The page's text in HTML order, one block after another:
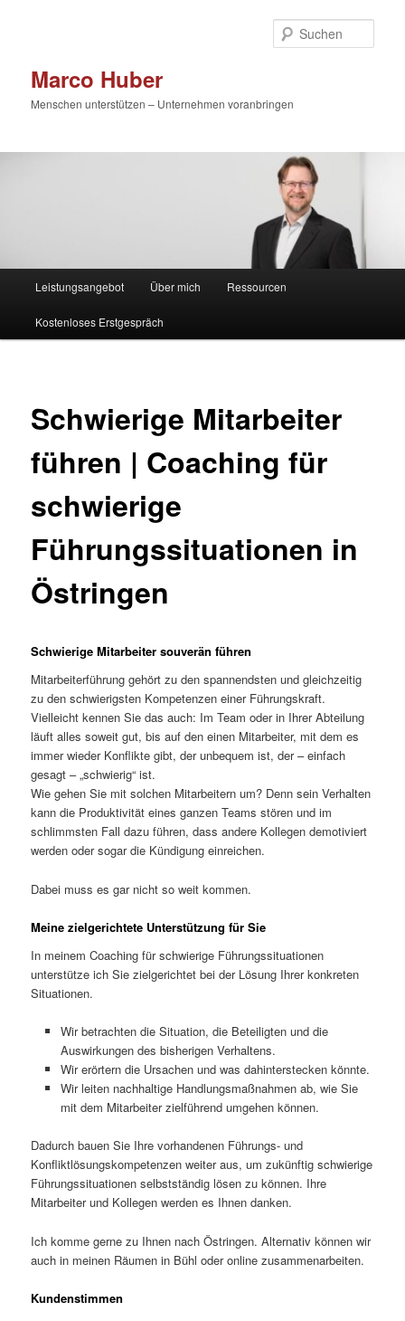
Marco Huber
Menschen unterstützen – Unternehmen voranbringen
Leistungsangebot Über mich Ressourcen
Kostenloses Erstgespräch
Schwierige Mitarbeiter
führen | Coaching für
schwierige
Führungssituationen in
Östringen
Schwierige Mitarbeiter souverän führen
Mitarbeiterführung gehört zu den spannendsten und gleichzeitig
zu den schwierigsten Kompetenzen einer Führungskraft.
Vielleicht kennen Sie das auch: Im Team oder in Ihrer Abteilung
läuft alles soweit gut, bis auf den einen Mitarbeiter, mit dem es
immer wieder Konflikte gibt, der unbequem ist, der – einfach
gesagt – „schwierig“ ist.
Wie gehen Sie mit solchen Mitarbeitern um? Denn sein Verhalten
kann die Produktivität eines ganzen Teams stören und im
schlimmsten Fall dazu führen, dass andere Kollegen demotiviert
werden oder sogar die Kündigung einreichen.
Dabei muss es gar nicht so weit kommen.
Meine zielgerichtete Unterstützung für Sie
In meinem Coaching für schwierige Führungssituationen
unterstütze ich Sie zielgerichtet bei der Lösung Ihrer konkreten
Situationen.
Wir betrachten die Situation, die Beteiligten und die
Auswirkungen des bisherigen Verhaltens.
Wir erörtern die Ursachen und was dahinterstecken könnte.
Wir leiten nachhaltige Handlungsmaßnahmen ab, wie Sie
mit dem Mitarbeiter zielführend umgehen können.
Dadurch bauen Sie Ihre vorhandenen Führungs- und
Konfliktlösungskompetenzen weiter aus, um zukünftig schwierige
Führungssituationen selbstständig lösen zu können. Ihre
Mitarbeiter und Kollegen werden es Ihnen danken.
Ich komme gerne zu Ihnen nach Östringen. Alternativ können wir
auch in meinen Räumen in Bühl oder online zusammenarbeiten.
Kundenstimmen